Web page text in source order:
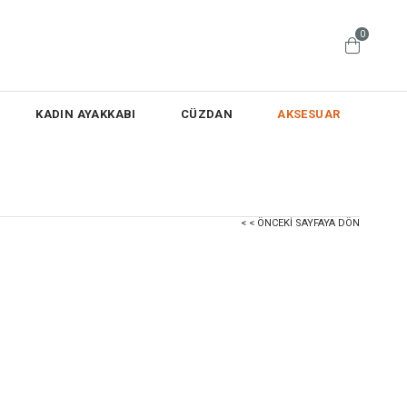
0
KADIN AYAKKABI CÜZDAN AKSESUAR
< < ÖNCEKI SAYFAYA DÖN